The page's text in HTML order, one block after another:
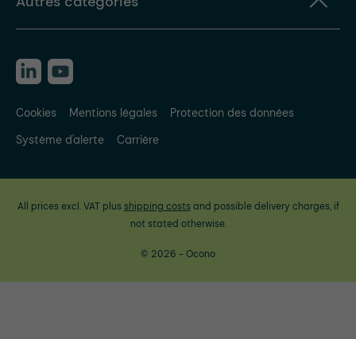
Cookies Mentions légales
Protection des données
Système d'alerte
Carrière
All prices excl. VAT plus shipping costsand possible delivery charges, if
not stated otherwise.
© 2026 - Ocono